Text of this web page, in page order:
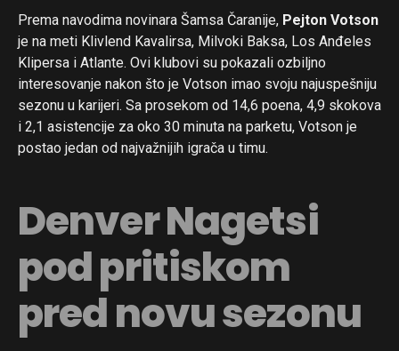
Prema navodima novinara Šamsa Čaranije, Pejton Votson
je na meti Klivlend Kavalirsa, Milvoki Baksa, Los Anđeles
Klipersa i Atlante. Ovi klubovi su pokazali ozbiljno
interesovanje nakon što je Votson imao svoju najuspešniju
sezonu u karijeri. Sa prosekom od 14,6 poena, 4,9 skokova
i 2,1 asistencije za oko 30 minuta na parketu, Votson je
postao jedan od najvažnijih igrača u timu.
Denver Nagetsi
pod pritiskom
pred novu sezonu